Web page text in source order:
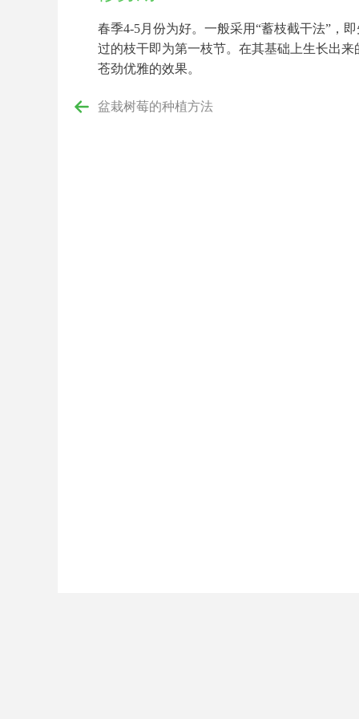
春季4-5月份为好。一般采用“蓄枝截干法”，
过的枝干即为第一枝节。在其基础上生长出
苍劲优雅的效果。
盆栽树莓的种植方法